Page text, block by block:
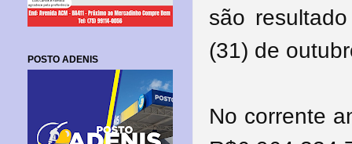
são
(31) de
No corrente
POSTO ADENIS